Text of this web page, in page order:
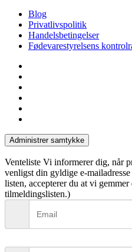
Blog
Privatlivspolitik
Handelsbetingelser
Fødevarestyrelsens
Administrer samtykke
Venteliste Vi informerer dig, når
venligst din gyldige e-
listen, accepterer du at vi gemmer
tilmeldingslisten.)